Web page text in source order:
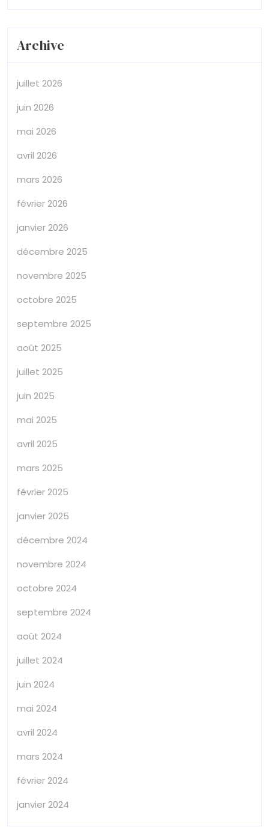
Archive
juillet 2026
juin 2026
mai 2026
avril 2026
mars 2026
février 2026
janvier 2026
décembre 2025
novembre 2025
octobre 2025
septembre 2025
août 2025
juillet 2025
juin 2025
mai 2025
avril 2025
mars 2025
février 2025
janvier 2025
décembre 2024
novembre 2024
octobre 2024
septembre 2024
août 2024
juillet 2024
juin 2024
mai 2024
avril 2024
mars 2024
février 2024
janvier 2024